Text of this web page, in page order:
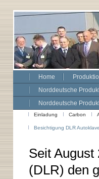
Home
Norddeutsche
Norddeutsche
Einladung Carbon
Besichtigung DLR
Seit August
(DLR) den